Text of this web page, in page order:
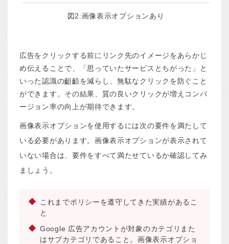
図2:画像表示オプションあり
広告をクリックする前にリンク先のイメージをあらかじ
め伝えることで、「思っていたサービスとちがった」と
いった認識の齟齬を減らし、無駄なクリックを防ぐこと
ができます。その結果、質の良いクリックが増えコンバ
ージョン率の向上が期待できます。
画像表示オプションを使用するには次の要件を満たして
いる必要があります。画像表示オプションが表示されて
いない場合は、要件をすべて満たせているか確認してみ
ましょう。
これまでポリシーを遵守してきた実績があるこ
と
Google 広告アカウントが対象のカテゴリまた
はサブカテゴリであること。画像表示オプショ